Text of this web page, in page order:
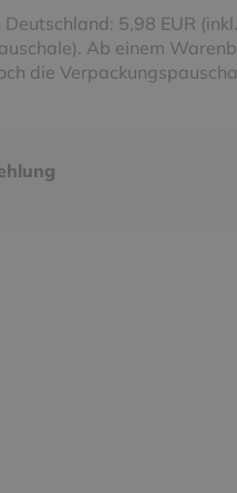
5,98 EUR (inkl.
Ab einem
die